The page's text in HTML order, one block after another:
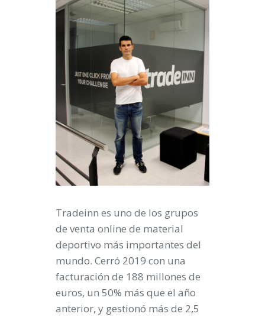
Tradeinn es uno de los grupos
de venta online de material
deportivo más importantes del
mundo. Cerró 2019 con una
facturación de 188 millones de
euros, un 50% más que el año
anterior, y gestionó más de 2,5